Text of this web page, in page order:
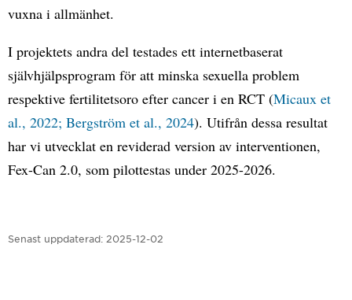
vuxna i allmänhet.
I projektets andra del testades ett internetbaserat
självhjälpsprogram för att minska sexuella problem
respektive fertilitetsoro efter cancer i en RCT (Micaux et
al., 2022; Bergström et al., 2024). Utifrån dessa resultat
har vi utvecklat en reviderad version av interventionen,
Fex-Can 2.0, som pilottestas under 2025-2026.
Senast uppdaterad: 2025-12-02